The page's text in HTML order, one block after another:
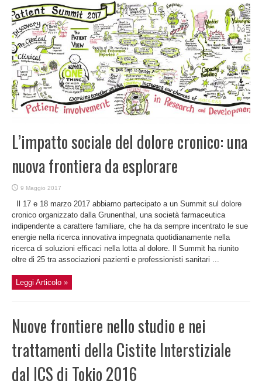
L’impatto sociale del dolore cronico: una
nuova frontiera da esplorare
9 Maggio 2017
Il 17 e 18 marzo 2017 abbiamo partecipato a un Summit sul dolore
cronico organizzato dalla Grunenthal, una società farmaceutica
indipendente a carattere familiare, che ha da sempre incentrato le sue
energie nella ricerca innovativa impegnata quotidianamente nella
ricerca di soluzioni efficaci nella lotta al dolore. Il Summit ha riunito
oltre di 25 tra associazioni pazienti e professionisti sanitari ...
Leggi Articolo »
Nuove frontiere nello studio e nei
trattamenti della Cistite Interstiziale
dal ICS di Tokio 2016